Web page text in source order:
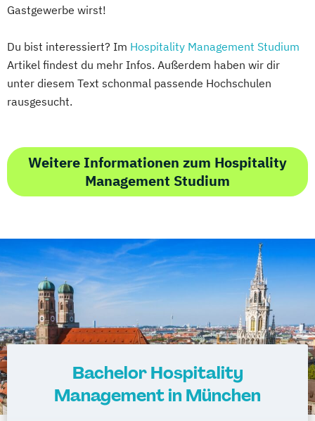
Gastgewerbe wirst!
Du bist interessiert? Im Hospitality Management Studium
Artikel findest du mehr Infos. Außerdem haben wir dir
unter diesem Text schonmal passende Hochschulen
rausgesucht.
Weitere Informationen zum Hospitality
Management Studium
Bachelor Hospitality
Management in München